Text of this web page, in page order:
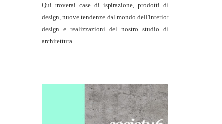
Qui troverai case di ispirazione, prodotti di
design, nuove tendenze dal mondo dell'interior
design e realizzazioni del nostro studio di
architettura